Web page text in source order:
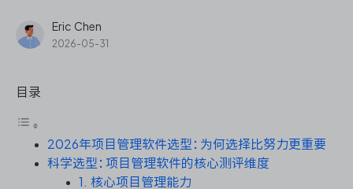
企业知识库管理
研发效能管理
Eric Chen
2026-05-31
目录
2026年项目管理软件选型：为何选择比努力更重要
科学选型：项目管理软件的核心测评维度
1. 核心项目管理能力